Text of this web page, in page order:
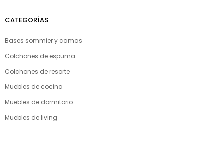
CATEGORÍAS
Bases sommier y camas
Colchones de espuma
Colchones de resorte
Muebles de cocina
Muebles de dormitorio
Muebles de living